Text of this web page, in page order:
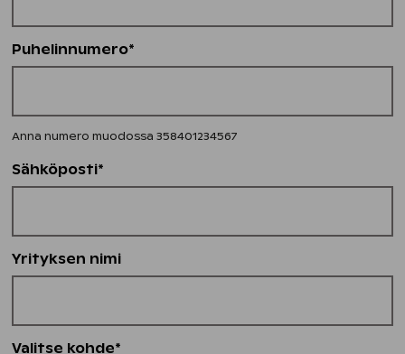
Puhelinnumero*
Anna numero muodossa 358401234567
Sähköposti*
Yrityksen nimi
Valitse kohde*